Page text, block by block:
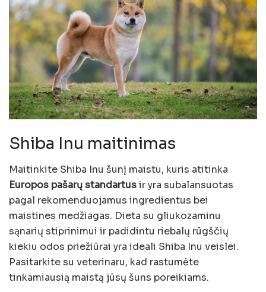
Shiba Inu maitinimas
Maitinkite Shiba Inu šunį maistu, kuris atitinka
Europos pašarų standartusir yra subalansuotas
pagal rekomenduojamus ingredientus bei
maistines medžiagas. Dieta su gliukozaminu
sąnarių stiprinimui ir padidintu riebalų rūgščių
kiekiu odos priežiūrai yra ideali Shiba Inu veislei.
Pasitarkite su veterinaru, kad rastumėte
tinkamiausią maistą jūsų šuns poreikiams.